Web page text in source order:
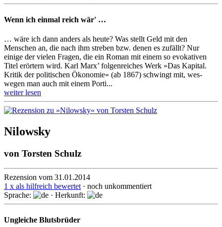
Wenn ich einmal reich wär' …
… wäre ich dann anders als heute? Was stellt Geld mit den
Menschen an, die nach ihm streben bzw. denen es zufällt? Nur
einige der vielen Fragen, die ein Roman mit einem so evokativen
Titel erörtern wird. Karl Marx’ folgenreiches Werk »Das Kapital.
Kritik der politischen Ökonomie« (ab 1867) schwingt mit, wes­
wegen man auch mit einem Porti...
weiter lesen
Nilowsky
von Torsten Schulz
Rezension vom 31.01.2014
1 x als hilfreich bewertet· noch unkommentiert
Sprache:
· Herkunft:
Ungleiche Blutsbrüder